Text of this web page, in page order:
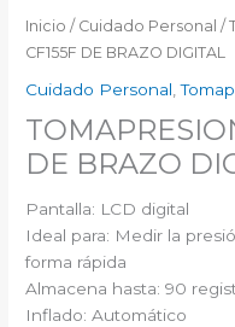
Inicio / Cuidado Personal /
CF155F DE BRAZO DIGITAL
Cuidado Personal ,
DE BRAZO
Pantalla: LCD digital
Ideal para: Medir la
forma rápida
Almacena hasta: 90
Inflado: Automático